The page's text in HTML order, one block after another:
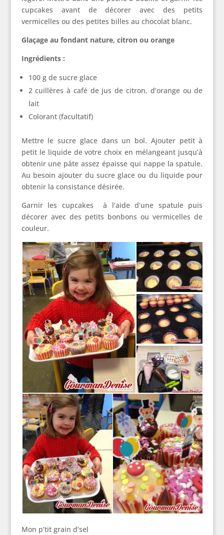
cupcakes avant de décorer avec des petits
vermicelles ou des petites billes au chocolat blanc.
Glaçage au fondant nature, citron ou orange
Ingrédients :
100 g de sucre glace
2 cuillères à café de jus de citron, d’orange ou de
lait
Colorant (facultatif)
Mettre le sucre glace dans un bol. Ajouter petit à
petit le liquide de votre choix en mélangeant jusqu’à
obtenir une pâte assez épaisse qui nappe la spatule.
Au besoin ajouter du sucre glace ou du liquide pour
obtenir la consistance désirée.
Garnir les cupcakes à l’aide d’une spatule puis
décorer avec des petits bonbons ou vermicelles de
couleur.
Mon p’tit grain d’sel